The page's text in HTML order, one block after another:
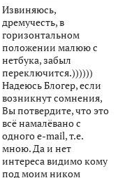
Извиняюсь,
дремучесть, в
горизонтальном
положении малюю с
нетбука, забыл
переключится.))))))
Надеюсь Блогер, если
возникнут сомнения,
Вы потвердите, что это
всё намалёвано с
одного e-mail, т.е.
мною. Да и нет
интереса видимо кому
под моим ником